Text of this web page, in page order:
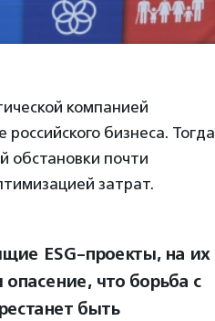
компанией
российского бизнеса. Тогда
обстановки почти
затрат.
ESG-проекты, на их
что борьба с
быть